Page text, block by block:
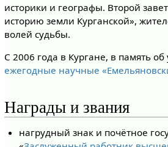
историки и географы. Второй
историю земли Курганской»,
волей судьбы.
С 2006 года в Кургане, в память
ежегодные научные
Награды и звания
нагрудный знак и почётное